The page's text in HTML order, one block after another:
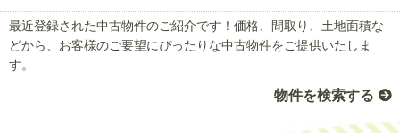
最近登録された中古物件のご紹介です！ 価格、間取り、土地面積な
どから、お客様のご要望にぴったりな中古物件をご提供いたしま
す。
物件を検索する